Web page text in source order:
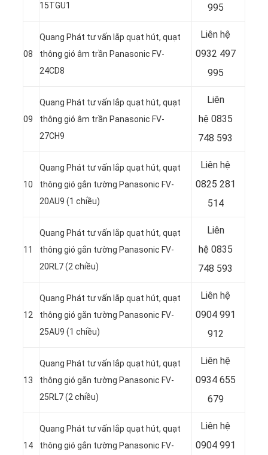
15TGU1
995
08
Quang Phát tư vấn lắp quạt hút, quạt
thông gió âm trần Panasonic FV-
24CD8
Liên hệ
0932 497
995
09
Quang Phát tư vấn lắp quạt hút, quạt
thông gió âm trần Panasonic FV-
27CH9
Liên
hệ 0835
748 593
10
Quang Phát tư vấn lắp quạt hút, quạt
thông gió gắn tường Panasonic FV-
20AU9 (1 chiều)
Liên hệ
0825 281
514
11
Quang Phát tư vấn lắp quạt hút, quạt
thông gió gắn tường Panasonic FV-
20RL7 (2 chiều)
Liên
hệ 0835
748 593
12
Quang Phát tư vấn lắp quạt hút, quạt
thông gió gắn tường Panasonic FV-
25AU9 (1 chiều)
Liên hệ
0904 991
912
13
Quang Phát tư vấn lắp quạt hút, quạt
thông gió gắn tường Panasonic FV-
25RL7 (2 chiều)
Liên hệ
0934 655
679
14
Quang Phát tư vấn lắp quạt hút, quạt
thông gió gắn tường Panasonic FV-
Liên hệ
0904 991